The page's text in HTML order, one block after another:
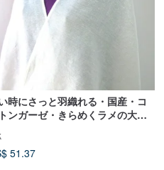
時にさっと羽織れる・国産・コ
ンガーゼ・きらめくラメの大判
51.37